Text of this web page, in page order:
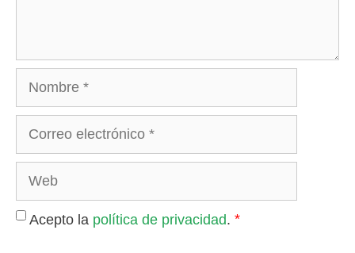
Acepto la política de privacidad. *